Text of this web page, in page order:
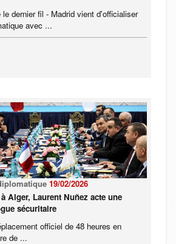
le dernier fil - Madrid vient d'officialiser
avec ...
19/02/2026
Alger, Laurent Nuñez acte une
sécuritaire
officiel de 48 heures en
de ...